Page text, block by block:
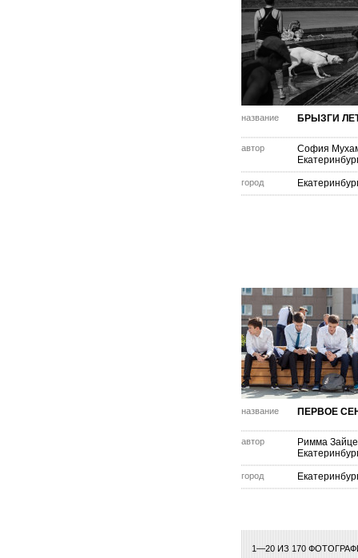
название БРЫЗГИ
автор
София
город
название ПЕРВОЕ
автор
Римма
город
1—20 ИЗ 170